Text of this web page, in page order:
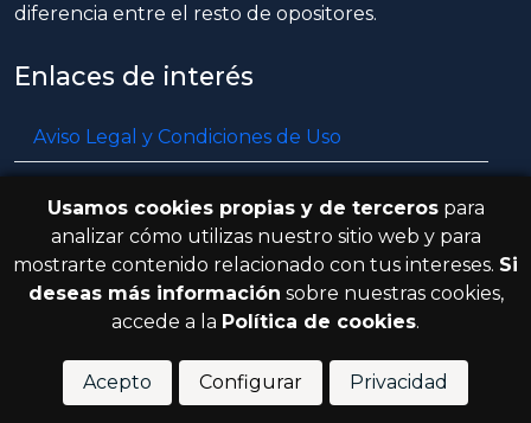
diferencia entre el resto de opositores.
Enlaces de interés
Aviso Legal y Condiciones de Uso
Política de cookies
Resolución de litigios en línea
reservados.
Usamos cookies propias y de tercerospara
analizar cómo utilizas nuestro sitio web y para
mostrarte contenido relacionado con tus intereses. Si
deseas más información sobre nuestras cookies,
accede a la Política de cookies.
Acepto Configurar Privacidad